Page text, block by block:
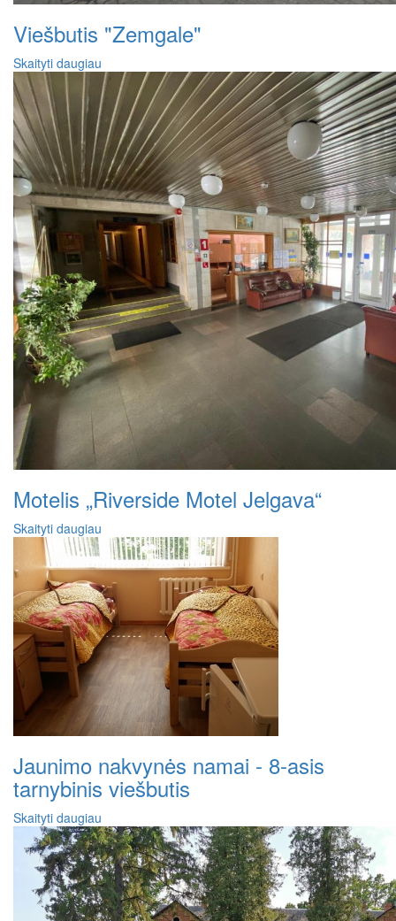
Viešbutis "Zemgale"
Skaityti daugiau
Motelis „Riverside Motel Jelgava“
Skaityti daugiau
Jaunimo nakvynės namai - 8-asis
tarnybinis viešbutis
Skaityti daugiau